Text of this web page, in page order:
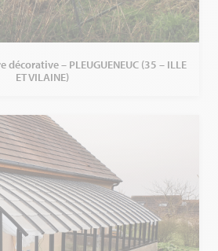
décorative – PLEUGUENEUC (35 – ILLE
ET VILAINE)